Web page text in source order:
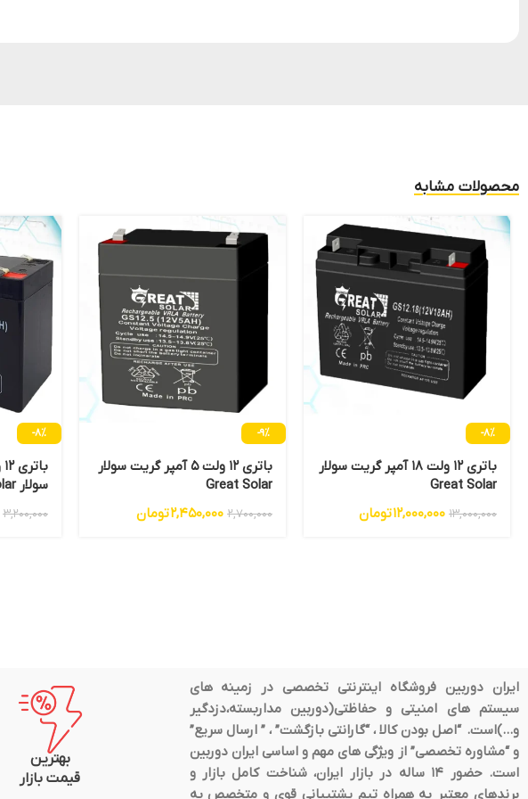
محصولات مشابه
-8%
باتری 12 ولت 18 آمپر گریت سولار
Great Solar
13,000,000
12,000,000تومان
-9%
باتری 12 ولت 5 آمپر گریت سولار
Great Solar
2,700,000
2,450,000تومان
-8%
سولار Great Solar
3,200,000
ایران دوربین فروشگاه اینترنتی تخصصی در زمینه های
سیستم های امنیتی و حفاظتی(دوربین مداربسته،دزدگیر
و…)است. “اصل بودن کالا ، “گارانتی بازگشت” ، ” ارسال سریع”
و “مشاوره تخصصی” از ویژگی های مهم و اساسی ایران دوربین
است. حضور 14 ساله در بازار ایران، شناخت کامل بازار و
برندهای معتبر به همراه تیم پشتیبانی قوی و متخصص به
بهترین
قیمت بازار